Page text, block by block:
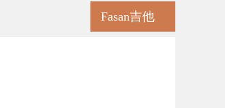
Fasan吉他